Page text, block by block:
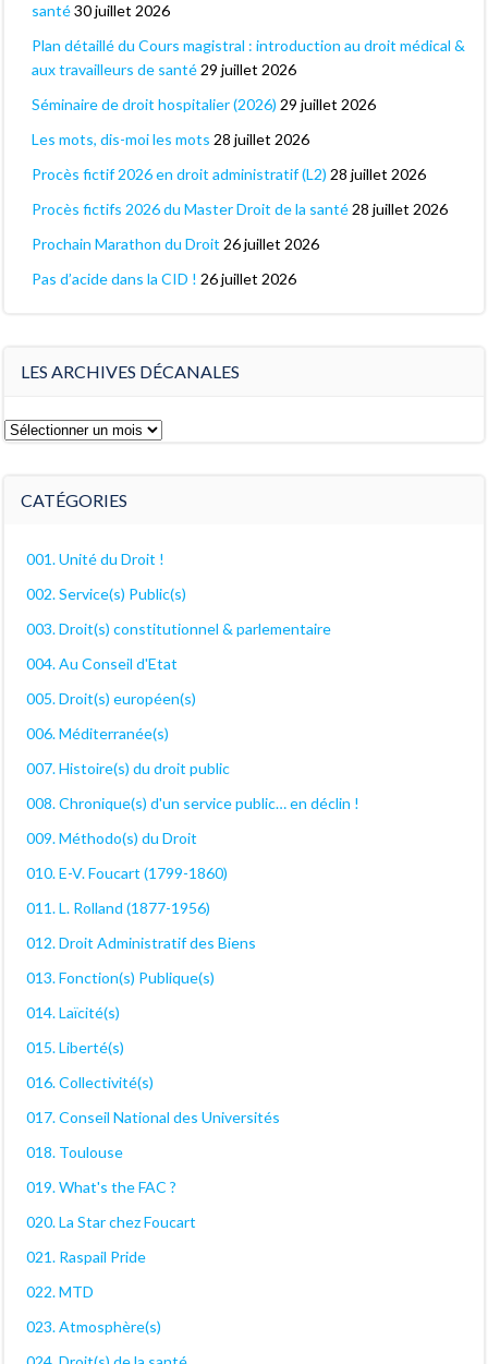
santé30 juillet 2026
Plan détaillé du Cours magistral : introduction au droit médical &
aux travailleurs de santé 29 juillet 2026
Séminaire de droit hospitalier (2026) 29 juillet 2026
Les mots, dis-moi les mots 28 juillet 2026
Procès fictif 2026 en droit administratif (L2) 28 juillet 2026
Procès fictifs 2026 du Master Droit de la santé 28 juillet 2026
Prochain Marathon du Droit 26 juillet 2026
Pas d’acide dans la CID ! 26 juillet 2026
LES ARCHIVES DÉCANALES
Les
CATÉGORIES
001. Unité du Droit !
002. Service(s) Public(s)
003. Droit(s) constitutionnel & parlementaire
004. Au Conseil d'Etat
005. Droit(s) européen(s)
006. Méditerranée(s)
007. Histoire(s) du droit public
008. Chronique(s) d'un service public… en déclin !
009. Méthodo(s) du Droit
010. E-V. Foucart (1799-1860)
011. L. Rolland (1877-1956)
012. Droit Administratif des Biens
013. Fonction(s) Publique(s)
014. Laïcité(s)
015. Liberté(s)
016. Collectivité(s)
017. Conseil National des Universités
018. Toulouse
019. What's the FAC ?
020. La Star chez Foucart
021. Raspail Pride
022. MTD
023. Atmosphère(s)